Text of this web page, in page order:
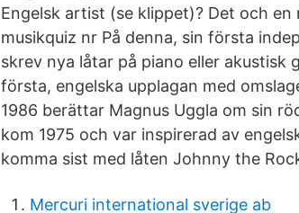
Engelsk artist (se klippet)? Det och
musikquiz nr På denna, sin första
skrev nya låtar på piano eller
första, engelska upplagan med
1986 berättar Magnus Uggla om sin
kom 1975 och var inspirerad av
komma sist med låten Johnny the
Mercuri international sverige ab